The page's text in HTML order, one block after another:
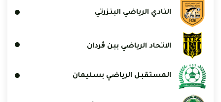
النادي الرياضي البنزرتي
الاتحاد الرياضي ببن ڨردان
المستقبل الرياضي بسليمان